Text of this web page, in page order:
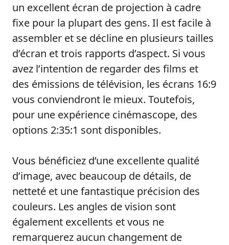
un excellent écran de projection à cadre
fixe pour la plupart des gens. Il est facile à
assembler et se décline en plusieurs tailles
d’écran et trois rapports d’aspect. Si vous
avez l’intention de regarder des films et
des émissions de télévision, les écrans 16:9
vous conviendront le mieux. Toutefois,
pour une expérience cinémascope, des
options 2:35:1 sont disponibles.
Vous bénéficiez d’une excellente qualité
d’image, avec beaucoup de détails, de
netteté et une fantastique précision des
couleurs. Les angles de vision sont
également excellents et vous ne
remarquerez aucun changement de